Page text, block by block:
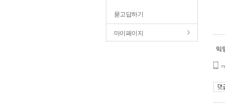
묻고답하기
마이페이지